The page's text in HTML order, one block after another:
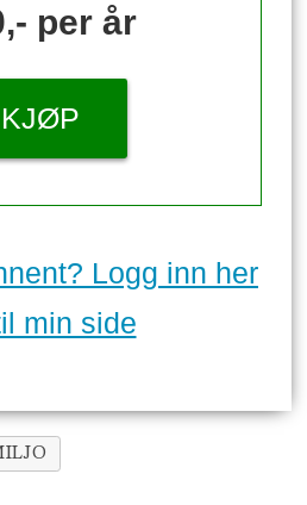
per år
KJØP
Logg inn her
min side